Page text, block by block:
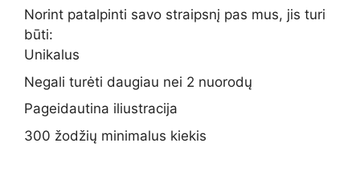
Norint patalpinti savo straipsnį pas mus, jis turi
būti:
Unikalus
Negali turėti daugiau nei 2 nuorodų
Pageidautina iliustracija
300 žodžių minimalus kiekis